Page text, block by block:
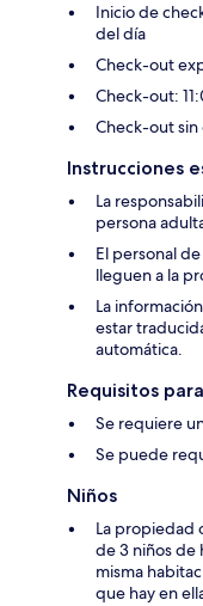
Inicio de
del día
Check-out
Check-out:
Check-out
Instrucciones
La
persona
El personal
lleguen a la
La
estar
automática.
Requisitos
Se requiere
Se puede
Niños
La propiedad
de 3 niños de
misma
que hay en